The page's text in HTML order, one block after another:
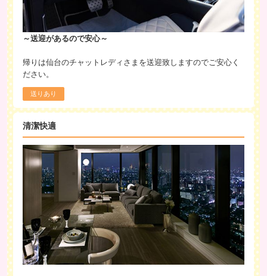
～送迎があるので安心～
帰りは仙台のチャットレディさまを送迎致しますのでご安心く
ださい。
送りあり
清潔快適